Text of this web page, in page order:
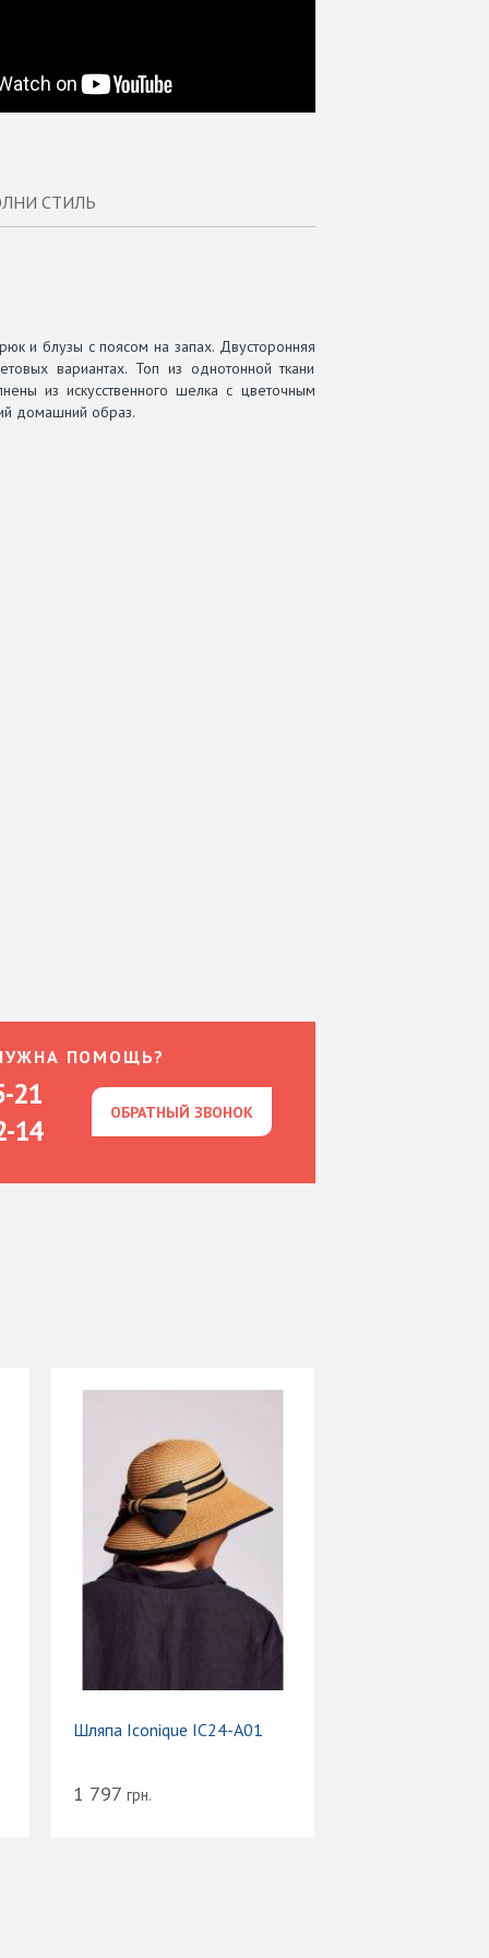
СТИЛЬ
и блузы с поясом на запах. Двусторонняя
вариантах. Топ из однотонной ткани
из искусственного шелка с цветочным
домашний образ.
ПОМОЩЬ?
21
14
ОБРАТНЫЙ ЗВОНОК
ОБРАТНЫЙ ЗВОНОК
Шляпа Iconique IC24-A01
1 797 грн.